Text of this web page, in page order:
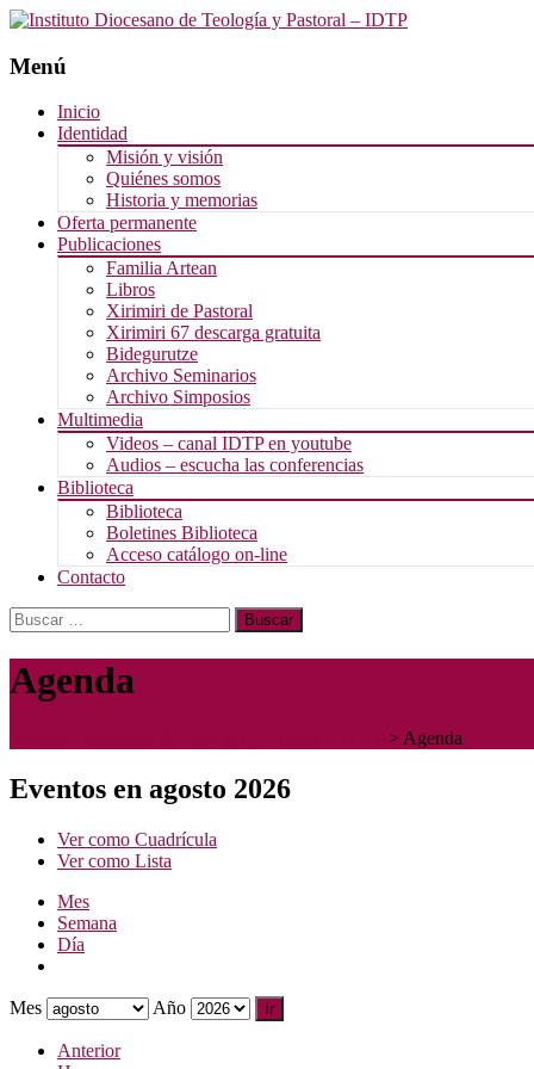
Menú
Saltar
contenido
Inicio
Identidad
Misión y visión
Quiénes somos
Historia y memorias
Oferta permanente
Publicaciones
Familia Artean
Libros
Xirimiri de Pastoral
Xirimiri 67 descarga gratuita
Bidegurutze
Archivo Seminarios
Archivo Simposios
Multimedia
Videos – canal IDTP en youtube
Audios – escucha las conferencias
Biblioteca
Biblioteca
Boletines Biblioteca
Acceso catálogo on-line
Contacto
Buscar:
Agenda
> Agenda
Eventos en agosto 2026
Ver como Cuadrícula
Ver como Lista
Mes
Semana
Día
Mes Año
Anterior